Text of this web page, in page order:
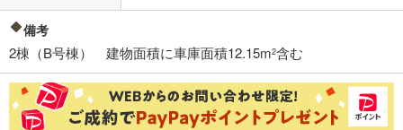
備考
2棟（B号棟） 建物面積に車庫面積12.15m2含む